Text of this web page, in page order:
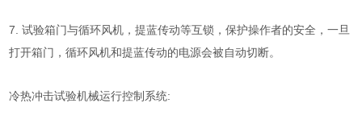
7.试验箱门与循环风机，提蓝传动等互锁，保护操作者的安全，一旦
打开箱门，循环风机和提蓝传动的电源会被自动切断。
冷热冲击试验机械运行控制系统: